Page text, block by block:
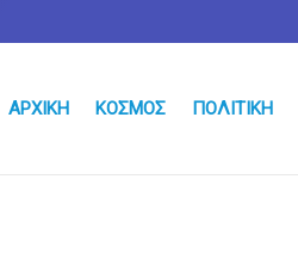
ΑΡΧΙΚΉ ΚΌΣΜΟΣ ΠΟΛΙΤΙΚΉ